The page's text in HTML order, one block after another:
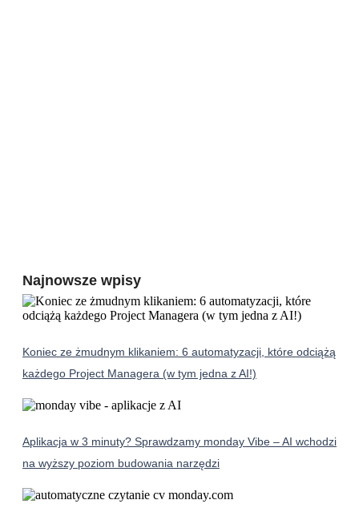
Najnowsze wpisy
Koniec ze żmudnym klikaniem: 6 automatyzacji, które odciążą
każdego Project Managera (w tym jedna z AI!)
Aplikacja w 3 minuty? Sprawdzamy monday Vibe – AI wchodzi
na wyższy poziom budowania narzędzi